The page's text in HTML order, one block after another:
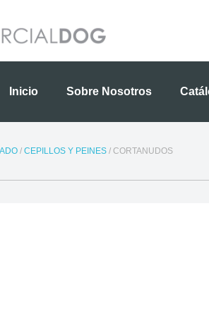
Inicio Sobre Nosotros
/ CEPILLOS Y PEINES / CORTANUDOS